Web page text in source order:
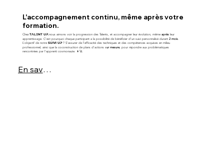
L'accompagnement continu, même après votre
formation.
Chez TALENT UP ,nous aimons voir la progression des Talents, et accompagner leur évolution, mêmeaprès leur
apprentissage. C'est pourquoi chaque participant a la possibilité de bénéficier d’un suivi personnalisé durant2 mois
L’objectif de notreSUIVI UP ? S’assurer de l’efficacité des techniques et des compétences acquises en milieu
professionnel, ainsi que la coconstruction de plans d’actions sur mesure, pour répondre aux problématiques
rencontrées par l’apprenti cosmonaute. 👩‍🚀
En savoir plus